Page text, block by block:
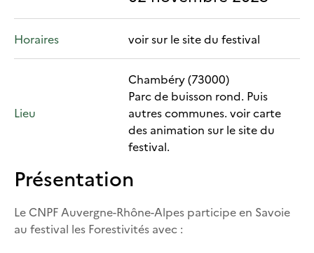
Horaires voir sur le site du festival
Lieu
Chambéry (73000)
Parc de buisson rond. Puis
autres communes. voir carte
des animation sur le site du
festival.
Présentation
Le CNPF Auvergne-Rhône-Alpes participe en Savoie
au festival les Forestivités avec :